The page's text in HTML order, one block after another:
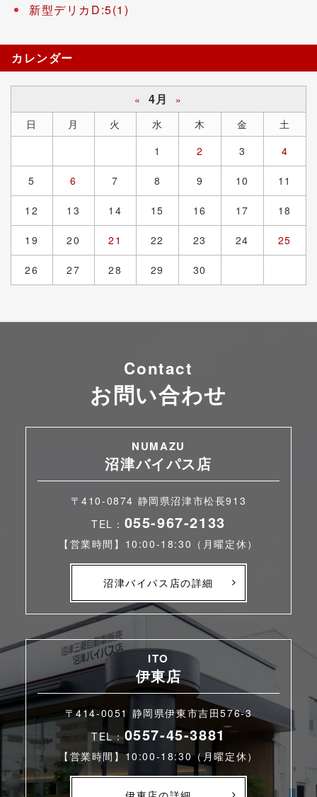
新型デリカD:5(1)
カレンダー
« 4月
»
日
月 火 水 木 金
土
1
2 3 4
5 6 7 8 9 10 11
12 13 14 15 16 17 18
19 20 21 22 23 24 25
26 27 28 29 30
Contact
お問い合わせ
NUMAZU
沼津バイパス店
〒410-0874 静岡県沼津市松長913
TEL： 055-967-2133
【営業時間】10:00-18:30（月曜定休）
沼津バイパス店の詳細
ITO
伊東店
〒414-0051 静岡県伊東市吉田576-3
TEL：0557-45-3881
【営業時間】10:00-18:30（月曜定休）